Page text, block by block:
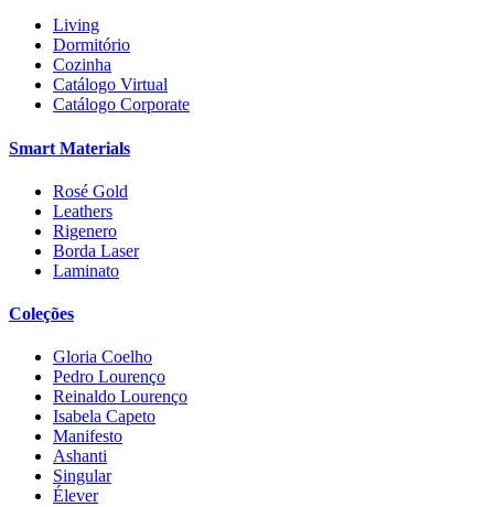
Living
Dormitório
Cozinha
Catálogo Virtual
Catálogo Corporate
Smart Materials
Rosé Gold
Leathers
Rigenero
Borda Laser
Laminato
Coleções
Gloria Coelho
Pedro Lourenço
Reinaldo Lourenço
Isabela Capeto
Manifesto
Ashanti
Singular
Élever